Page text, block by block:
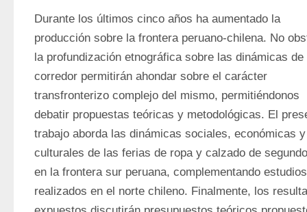
Durante los últimos cinco años ha aumentado la
producción sobre la frontera peruano-chilena. No
la profundización etnográfica sobre las dinámicas de
corredor permitirán ahondar sobre el carácter
transfronterizo complejo del mismo, permitiéndonos
debatir propuestas teóricas y metodológicas. El
trabajo aborda las dinámicas sociales, económicas y
culturales de las ferias de ropa y calzado de
en la frontera sur peruana, complementando estudios
realizados en el norte chileno. Finalmente, los